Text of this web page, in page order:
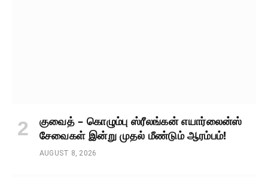
குவைத் – கொழும்பு ஸ்ரீலங்கன் எயார்லைன்ஸ்
சேவைகள் இன்று முதல் மீண்டும் ஆரம்பம்!
AUGUST 8, 2026